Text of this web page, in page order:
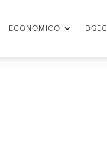
ECONÓMICO DGEC